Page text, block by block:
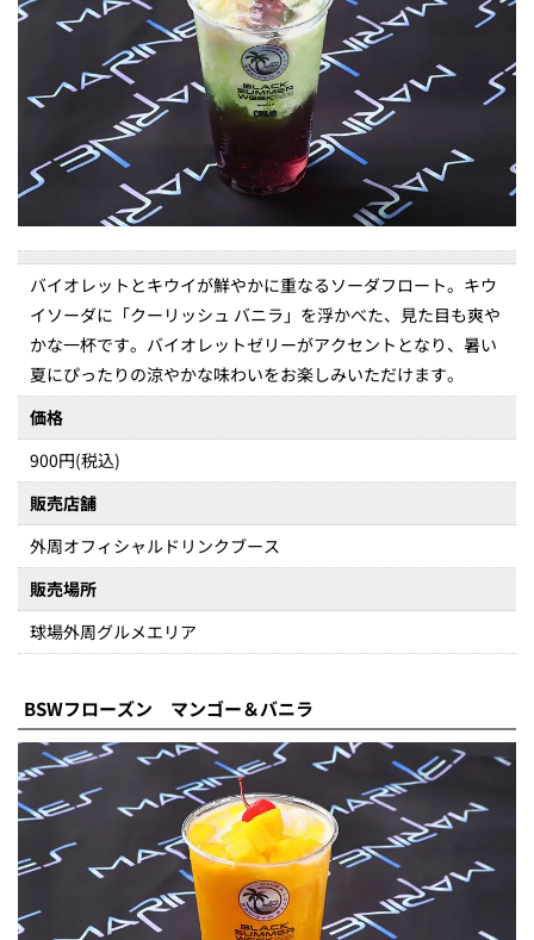
バイオレットとキウイが鮮やかに重なるソーダフロート。キウ
イソーダに「クーリッシュ バニラ」を浮かべた、見た目も爽や
かな一杯です。バイオレットゼリーがアクセントとなり、暑い
夏にぴったりの涼やかな味わいをお楽しみいただけます。
価格
900円(税込)
販売店舗
外周オフィシャルドリンクブース
販売場所
球場外周グルメエリア
BSWフローズン マンゴー＆バニラ